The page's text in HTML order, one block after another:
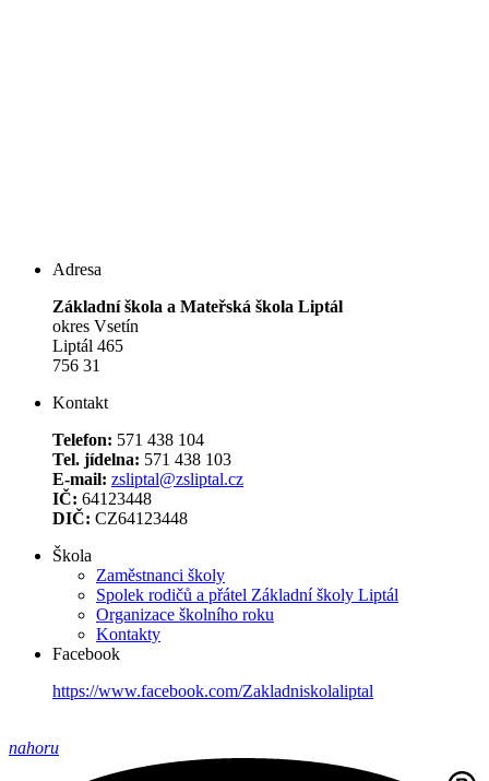
Adresa
Základní škola a Mateřská škola Liptál
okres Vsetín
Liptál 465
756 31
Kontakt
Telefon: 571 438 104
Tel. jídelna: 571 438 103
E-mail: zsliptal@zsliptal.cz
IČ: 64123448
DIČ: CZ64123448
Škola
Zaměstnanci školy
Spolek rodičů a přátel Základní školy Liptál
Organizace školního roku
Kontakty
Facebook
https://www.facebook.com/Zakladniskolaliptal
nahoru